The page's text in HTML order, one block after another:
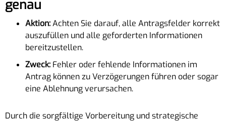
genau
Aktion:Achten Sie darauf, alle Antragsfelder korrekt
auszufüllen und alle geforderten Informationen
bereitzustellen.
Zweck: Fehler oder fehlende Informationen im
Antrag können zu Verzögerungen führen oder sogar
eine Ablehnung verursachen.
Durch die sorgfältige Vorbereitung und strategische